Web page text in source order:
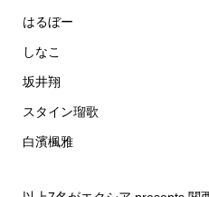
はるぼー
しなこ
坂井翔
スタイン瑠歌
白濱楓雅